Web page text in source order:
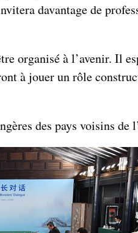
davantage de
organisé à l’avenir. Il
à jouer un rôle
des pays voisins de